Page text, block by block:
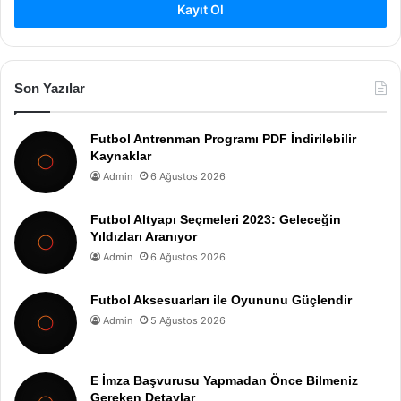
Kayıt Ol
Son Yazılar
Futbol Antrenman Programı PDF İndirilebilir
Kaynaklar
Admin 6 Ağustos 2026
Futbol Altyapı Seçmeleri 2023: Geleceğin
Yıldızları Aranıyor
Admin 6 Ağustos 2026
Futbol Aksesuarları ile Oyununu Güçlendir
Admin 5 Ağustos 2026
E İmza Başvurusu Yapmadan Önce Bilmeniz
Gereken Detaylar